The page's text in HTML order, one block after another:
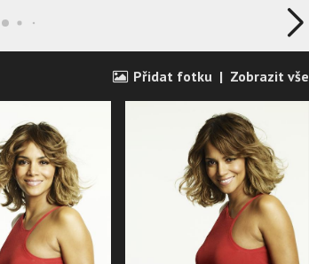
Přidat fotku | Zobrazit vše